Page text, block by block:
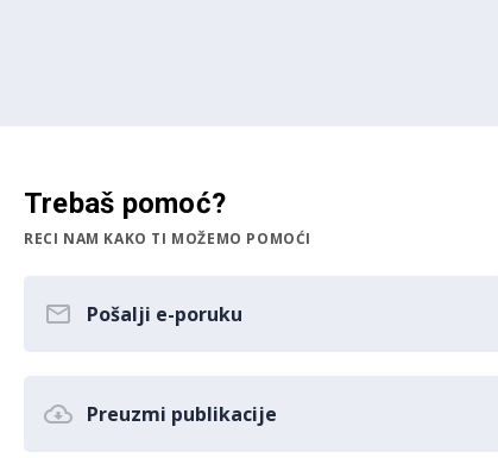
Trebaš pomoć?
RECI NAM KAKO TI MOŽEMO POMOĆI
Pošalji e-poruku
Preuzmi publikacije